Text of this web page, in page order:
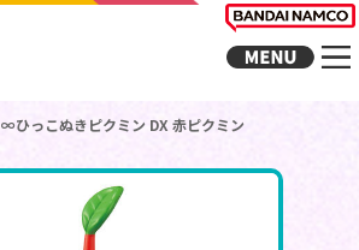
∞ひっこぬきピクミン DX 赤ピクミン